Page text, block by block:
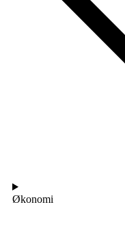
Økonomi